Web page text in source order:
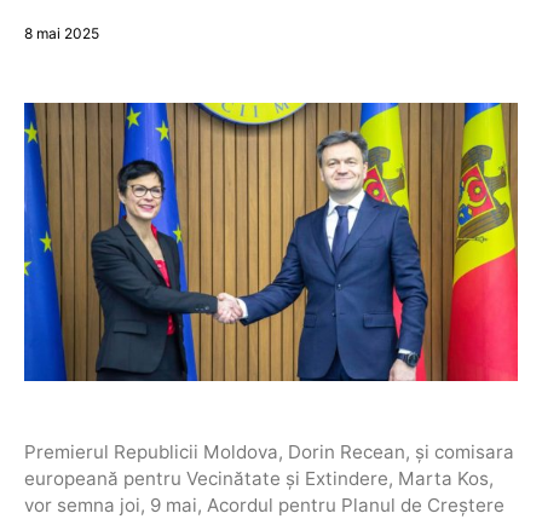
8 mai 2025
Premierul Republicii Moldova, Dorin Recean, și comisara
europeană pentru Vecinătate și Extindere, Marta Kos,
vor semna joi, 9 mai, Acordul pentru Planul de Creștere